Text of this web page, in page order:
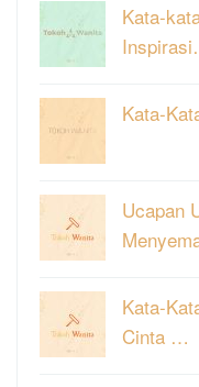
Kata-
Kata-
Ucapan
Kata-
Cinta …